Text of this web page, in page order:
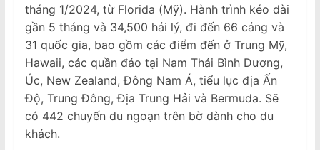
tháng 1/2024, từ Florida (Mỹ). Hành trình kéo dài
gần 5 tháng và 34,500 hải lý, đi đến 66 cảng và
31 quốc gia, bao gồm các điểm đến ở Trung Mỹ,
Hawaii, các quần đảo tại Nam Thái Bình Dương,
Úc, New Zealand, Đông Nam Á, tiểu lục địa Ấn
Độ, Trung Đông, Địa Trung Hải và Bermuda. Sẽ
có 442 chuyến du ngoạn trên bờ dành cho du
khách.